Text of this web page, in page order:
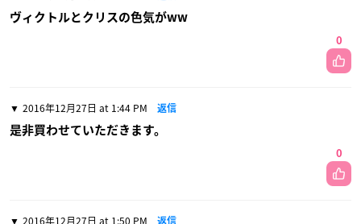
ヴィクトルとクリスの色気がww
0
2016年12月27日 at 1:44 PM 返信
是非買わせていただきます。
0
2016年12月27日 at 1:50 PM 返信